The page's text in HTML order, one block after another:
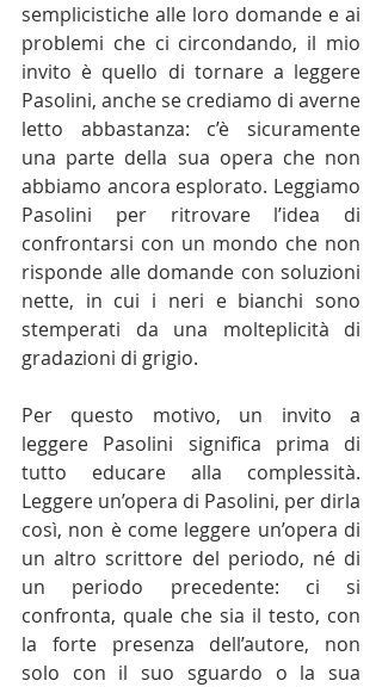
semplicistiche alle loro domande e ai
problemi che ci circondando, il mio
invito è quello di tornare a leggere
Pasolini, anche se crediamo di averne
letto abbastanza: c’è sicuramente
una parte della sua opera che non
abbiamo ancora esplorato. Leggiamo
Pasolini per ritrovare l’idea di
confrontarsi con un mondo che non
risponde alle domande con soluzioni
nette, in cui i neri e bianchi sono
stemperati da una molteplicità di
gradazioni di grigio.
Per questo motivo, un invito a
leggere Pasolini significa prima di
tutto educare alla complessità.
Leggere un’opera di Pasolini, per dirla
così, non è come leggere un’opera di
un altro scrittore del periodo, né di
un periodo precedente: ci si
confronta, quale che sia il testo, con
la forte presenza dell’autore, non
solo con il suo sguardo o la sua